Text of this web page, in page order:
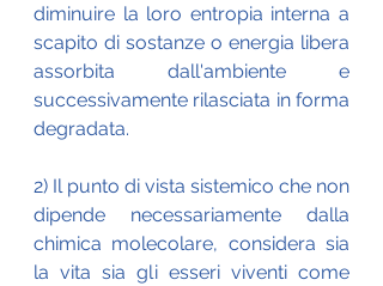
diminuire la loro entropia interna a
scapito di sostanze o energia libera
assorbita dall'ambiente e
successivamente rilasciata in forma
degradata.
2) Il punto di vista sistemico che non
dipende necessariamente dalla
chimica molecolare, considera sia
la vita sia gli esseri viventi come